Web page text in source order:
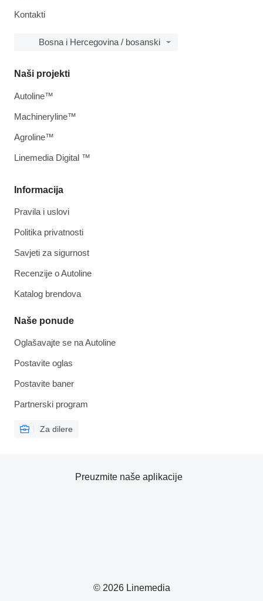
Kontakti
Bosna i Hercegovina / bosanski
Informacija
Pravila i uslovi
Politika privatnosti
Savjeti za sigurnost
Recenzije o Autoline
Katalog brendova
Naše ponude
Oglašavajte se na Autoline
Postavite oglas
Postavite baner
Partnerski program
Za dilere
Naši projekti
Autoline™
Machineryline™
Agroline™
Linemedia Digital ™
© 2026 Linemedia
Preuzmite naše aplikacije